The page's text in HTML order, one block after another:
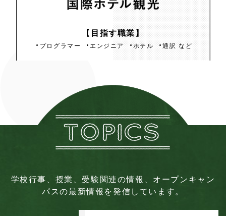
国際ビジネス科（留学生対象）
国際ホテル観光
【目指す職業】
プログラマー エンジニア ホテル 通訳 など
学校行事、授業、受験関連の情報、オープンキャン
パスの最新情報を発信しています。